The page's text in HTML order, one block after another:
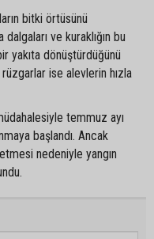
bitki örtüsünü
ve kuraklığın bu
yakıta dönüştürdüğünü
ise alevlerin hızla
temmuz ayı
başlandı. Ancak
nedeniyle yangın